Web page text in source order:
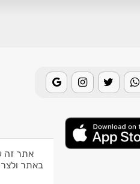
אתר זה
באתר
אודות האתר